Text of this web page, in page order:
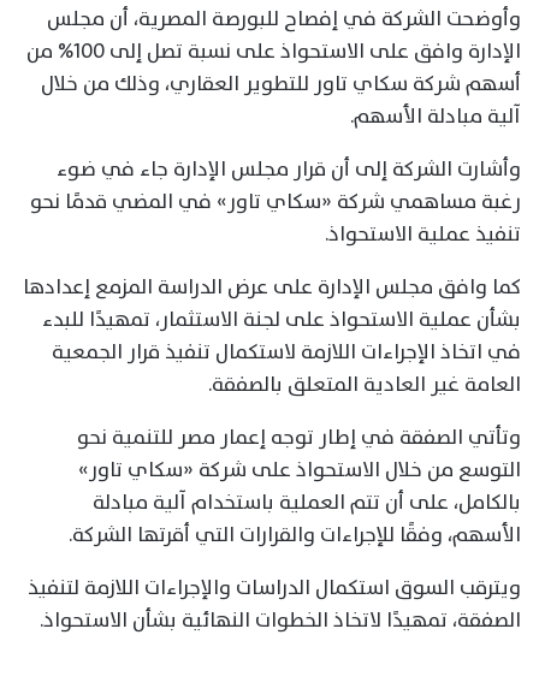
وأوضحت الشركة في إفصاح للبورصة المصرية، أن مجلس
الإدارة وافق على الاستحواذ على نسبة تصل إلى 100% من
أسهم شركة سكاي تاور للتطوير العقاري، وذلك من خلال
آلية مبادلة الأسهم.
وأشارت الشركة إلى أن قرار مجلس الإدارة جاء في ضوء
رغبة مساهمي شركة «سكاي تاور» في المضي قدمًا نحو
تنفيذ عملية الاستحواذ.
كما وافق مجلس الإدارة على عرض الدراسة المزمع إعدادها
بشأن عملية الاستحواذ على لجنة الاستثمار، تمهيدًا للبدء
في اتخاذ الإجراءات اللازمة لاستكمال تنفيذ قرار الجمعية
العامة غير العادية المتعلق بالصفقة.
وتأتي الصفقة في إطار توجه إعمار مصر للتنمية نحو
التوسع من خلال الاستحواذ على شركة «سكاي تاور»
بالكامل، على أن تتم العملية باستخدام آلية مبادلة
الأسهم، وفقًا للإجراءات والقرارات التي أقرتها الشركة.
ويترقب السوق استكمال الدراسات والإجراءات اللازمة لتنفيذ
الصفقة، تمهيدًا لاتخاذ الخطوات النهائية بشأن الاستحواذ.